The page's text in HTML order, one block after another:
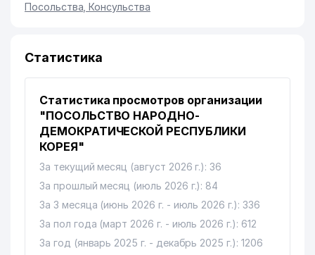
Посольства, Консульства
Статистика
Статистика просмотров организации
"ПОСОЛЬСТВО НАРОДНО-
ДЕМОКРАТИЧЕСКОЙ РЕСПУБЛИКИ
КОРЕЯ"
За текущий месяц (август 2026 г.): 36
За прошлый месяц (июль 2026 г.): 84
За 3 месяца (июнь 2026 г. - июль 2026 г.): 336
За пол года (март 2026 г. - июль 2026 г.): 612
За год (январь 2025 г. - декабрь 2025 г.): 1206